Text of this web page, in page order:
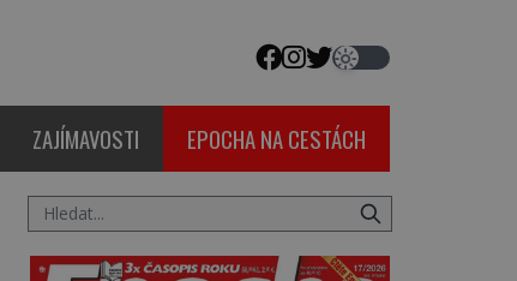
ZAJÍMAVOSTI EPOCHA NA CESTÁCH